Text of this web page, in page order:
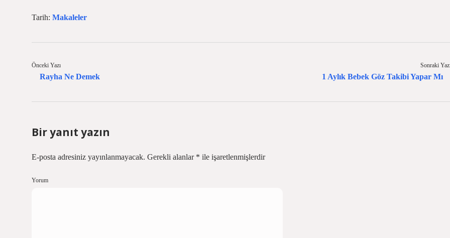
Tarih: Makaleler
Önceki Yazı
Rayha Ne Demek
Sonraki
1 Aylık Bebek Göz Takibi Yapar Mı
Bir yanıt yazın
E-posta adresiniz yayınlanmayacak. Gerekli alanlar * ile işaretlenmişlerdir
Yorum